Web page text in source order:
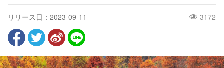
る
リリース日：2023-09-11 3172